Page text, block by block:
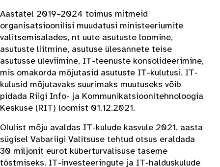
Aastatel 2019–2024 toimus mitmeid
organisatsioonilisi muudatusi ministeeriumite
valitsemisalades, nt uute asutuste loomine,
asutuste liitmine, asutuse ülesannete teise
asutusse üleviimine, IT-teenuste konsolideerimine,
mis omakorda mõjutasid asutuste IT-kulutusi. IT-
kulusid mõjutavaks suurimaks muutuseks võib
pidada Riigi Info- ja Kommunikatsioonitehnoloogia
Keskuse (RIT) loomist 01.12.2021.
Olulist mõju avaldas IT-kulude kasvule 2021. aasta
sügisel Vabariigi Valitsuse tehtud otsus eraldada
30 miljonit eurot küberturvalisuse taseme
tõstmiseks. IT-investeeringute ja IT-halduskulude